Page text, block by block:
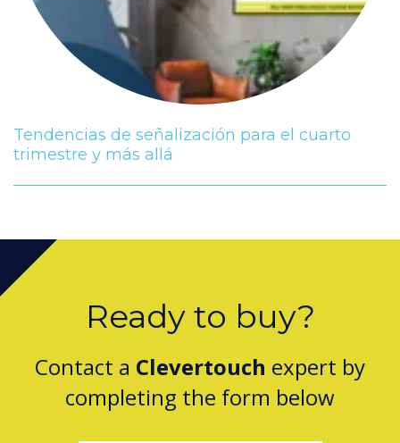
Tendencias de señalización para el cuarto
trimestre y más allá
Ready to buy?
Contact a Clevertouch expert by
completing the form below